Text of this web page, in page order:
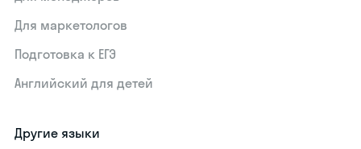
Для маркетологов
Подготовка к ЕГЭ
Английский для детей
Другие языки